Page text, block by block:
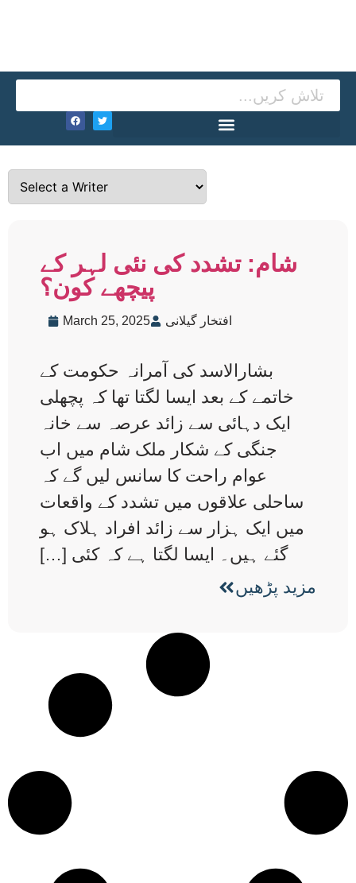
شام: تشدد کی نئی لہر کے
پیچھے کون؟
March 25, 2025 افتخار گیلانی
بشارالاسد کی آمرانہ حکومت کے
خاتمے کے بعد ایسا لگتا تھا کہ پچھلی
ایک دہائی سے زائد عرصہ سے خانہ
جنگی کے شکار ملک شام میں اب
عوام راحت کا سانس لیں گے کہ
ساحلی علاقوں میں تشدد کے واقعات
میں ایک ہزار سے زائد افراد ہلاک ہو
گئے ہیں۔ ایسا لگتا ہے کہ کئی […]
مزید پڑھیں